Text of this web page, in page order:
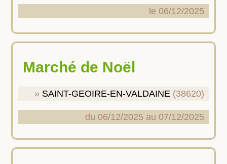
le 06/12/2025
Marché de Noël
SAINT-GEOIRE-EN-VALDAINE (38620)
du 06/12/2025 au 07/12/2025